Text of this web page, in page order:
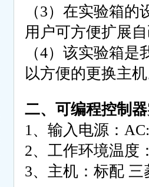
（3）在实验箱
用户可方便扩展
（4）该实验箱
以方便的更换主
二、 可编程控制
1、输入电源：
2、工作环境温度
3、主机：标配